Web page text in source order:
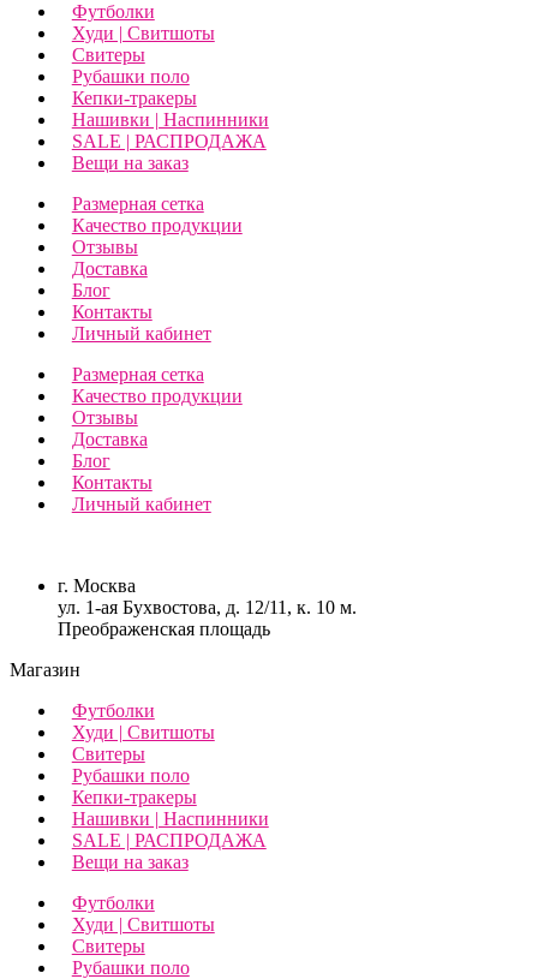
Футболки
Худи | Свитшоты
Свитеры
Рубашки поло
Кепки-тракеры
Нашивки | Наспинники
SALE | РАСПРОДАЖА
Вещи на заказ
Размерная сетка
Качество продукции
Отзывы
Доставка
Блог
Контакты
Личный кабинет
Размерная сетка
Качество продукции
Отзывы
Доставка
Блог
Контакты
Личный кабинет
г. Москва
ул. 1-ая Бухвостова, д. 12/11, к. 10 м.
Преображенская площадь
Магазин
Футболки
Худи | Свитшоты
Свитеры
Рубашки поло
Кепки-тракеры
Нашивки | Наспинники
SALE | РАСПРОДАЖА
Вещи на заказ
Футболки
Худи | Свитшоты
Свитеры
Рубашки поло